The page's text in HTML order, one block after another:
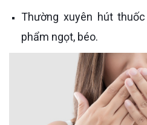
Thường xuyên hút thuốc lá hoặc ăn nhiều thực
phẩm ngọt, béo.